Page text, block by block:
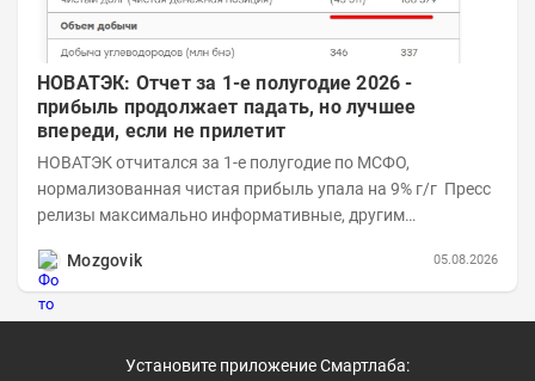
НОВАТЭК: Отчет за 1-е полугодие 2026 -
прибыль продолжает падать, но лучшее
впереди, если не прилетит
НОВАТЭК отчитался за 1-е полугодие по МСФО,
нормализованная чистая прибыль упала на 9% г/г Пресс
релизы максимально информативные, другим
Mozgovik
05.08.2026
Установите приложение Смартлаба: